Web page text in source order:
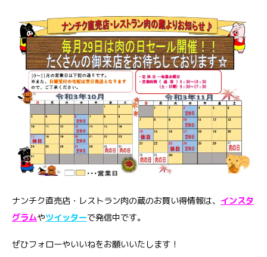
ナンチク直売店・レストラン肉の蔵のお買い得情報は、 インスタ
グラムやツイッターで発信中です。
ぜひフォローやいいねをお願いいたします！